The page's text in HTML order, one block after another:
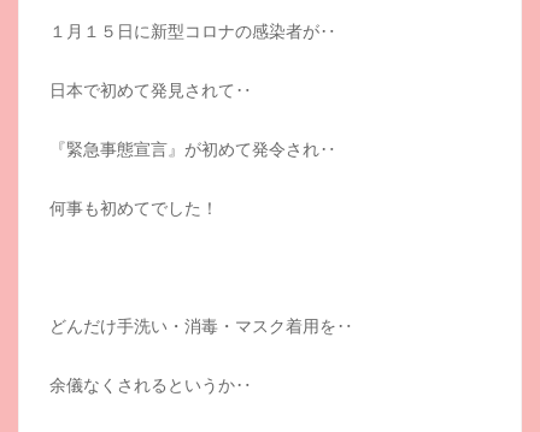
１月１５日に新型コロナの感染者が‥
日本で初めて発見されて‥
『緊急事態宣言』が初めて発令され‥
何事も初めてでした！
どんだけ手洗い・消毒・マスク着用を‥
余儀なくされるというか‥